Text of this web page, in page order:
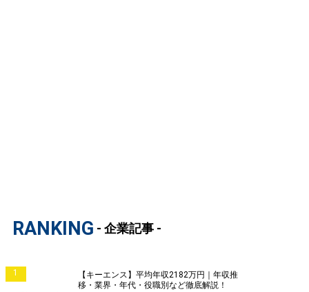
RANKING - 企業記事 -
1
【キーエンス】平均年収2182万円｜年収推
移・業界・年代・役職別など徹底解説！